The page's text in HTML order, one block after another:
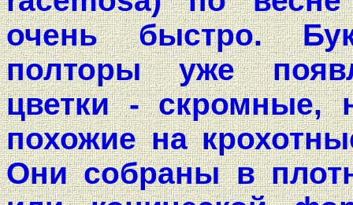
очень быстро.
полторы уже
цветки - скромные,
похожие на
Они собраны в